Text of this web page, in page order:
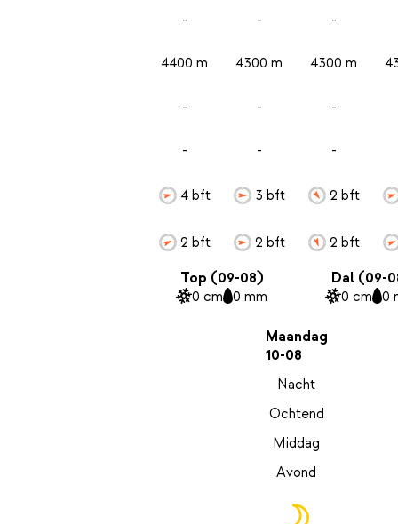
-
4400 m
-
-
4 bft
2 bft
-
4300 m
-
-
3 bft
2 bft
-
4300 m
-
-
2 bft
2 bft
Top (09-08)
0 cm 0 mm
Dal (09-
0 cm 0
Maandag
10-08
Nacht
Ochtend
Middag
Avond